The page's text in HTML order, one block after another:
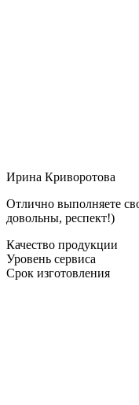
Ирина Криворотова
Отлично выполняете
довольны, респект!)
Качество продукции
Уровень сервиса
Срок изготовления